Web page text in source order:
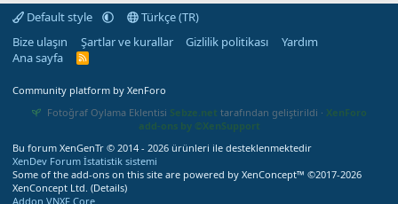
Default style
Türkçe (TR)
Bize ulaşın
Şartlar ve kurallar Gizlilik politikası
Yardım
Ana sayfa
R
Community platform by XenForo
Fotoğraf Oylama Eklentisi Sebze.net tarafından geliştirildi · XenForo
add-ons by ©XenSupport
Bu forum XenGenTr © 2014 - 2026 ürünleri ile desteklenmektedir
XenDev Forum İstatistik sistemi
Some of the add-ons on this site are powered by XenConcept™ ©2017-2026
XenConcept Ltd. (Details)
Addon VNXF Core